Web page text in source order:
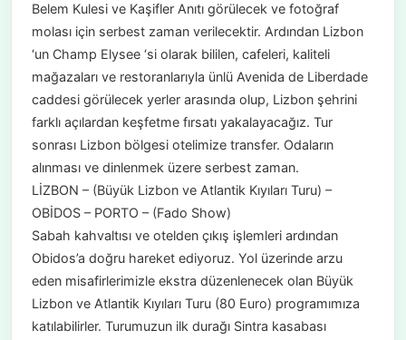
Belem Kulesi ve Kaşifler Anıtı görülecek ve fotoğraf
molası için serbest zaman verilecektir. Ardından Lizbon
‘un Champ Elysee ‘si olarak bililen, cafeleri, kaliteli
mağazaları ve restoranlarıyla ünlü Avenida de Liberdade
caddesi görülecek yerler arasında olup, Lizbon şehrini
farklı açılardan keşfetme fırsatı yakalayacağız. Tur
sonrası Lizbon bölgesi otelimize transfer. Odaların
alınması ve dinlenmek üzere serbest zaman.
LİZBON – (Büyük Lizbon ve Atlantik Kıyıları Turu) –
OBİDOS – PORTO – (Fado Show)
Sabah kahvaltısı ve otelden çıkış işlemleri ardından
Obidos’a doğru hareket ediyoruz. Yol üzerinde arzu
eden misafirlerimizle ekstra düzenlenecek olan Büyük
Lizbon ve Atlantik Kıyıları Turu (80 Euro) programımıza
katılabilirler. Turumuzun ilk durağı Sintra kasabası